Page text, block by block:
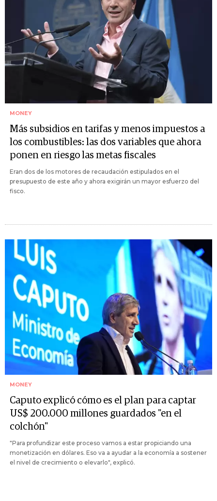
MONEY
Más subsidios en tarifas y menos impuestos a
los combustibles: las dos variables que ahora
ponen en riesgo las metas fiscales
Eran dos de los motores de recaudación estipulados en el
presupuesto de este año y ahora exigirán un mayor esfuerzo del
fisco.
MONEY
Caputo explicó cómo es el plan para captar
US$ 200.000 millones guardados "en el
colchón"
"Para profundizar este proceso vamos a estar propiciando una
monetización en dólares. Eso va a ayudar a la economía a sostener
el nivel de crecimiento o elevarlo", explicó.